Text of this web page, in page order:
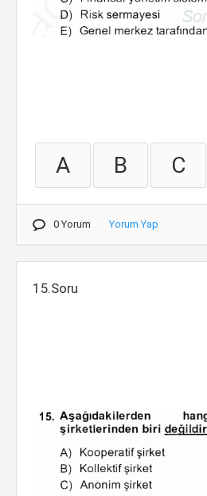
A B C
0 Yorum Yorum Yap
15.Soru